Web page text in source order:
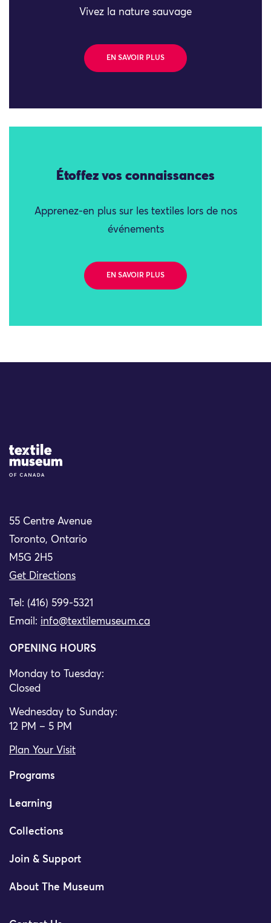
Vivez la nature sauvage
EN SAVOIR PLUS
Étoffez vos connaissances
Apprenez-en plus sur les textiles lors de nos
événements
EN SAVOIR PLUS
Site Logo
55 Centre Avenue
Toronto, Ontario
M5G 2H5
Get Directions
Tel: (416) 599-5321
Email: info@textilemuseum.ca
OPENING HOURS
Monday to Tuesday:
Closed
Wednesday to Sunday:
12 PM – 5 PM
Plan Your Visit
Programs
Learning
Collections
Join & Support
About The Museum